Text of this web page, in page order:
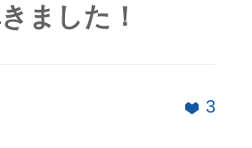
ました！
3